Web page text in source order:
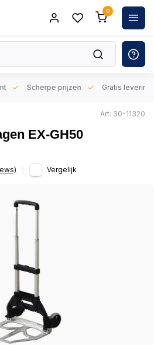
0
Scherpe prijzen Gratis levering
Art: 30-11320
EX-GH50
Vergelijk